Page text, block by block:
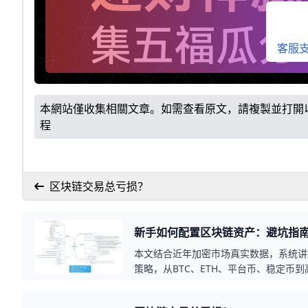
客服
本網站僅收集相關文章。如需查看原文，請複製並打開
程
区块链交易总亏损？
新手如何配置区块链资产：避坑指
本文结合近年加密市场真实数据，系统
策略，从BTC、ETH、平台币、稳定币